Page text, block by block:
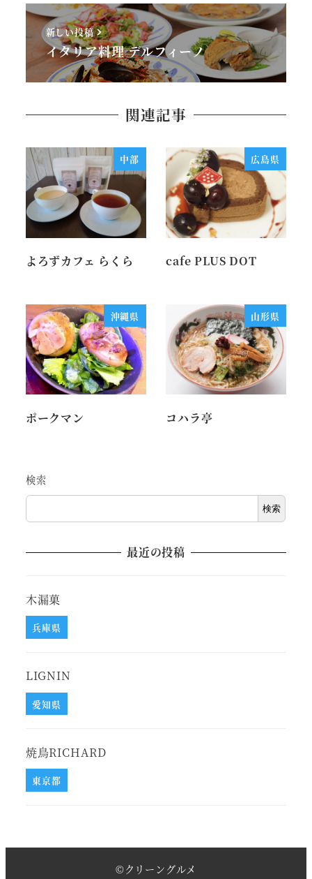
新しい投稿
イタリア料理 デルフィーノ
関連記事
中部
よろずカフェ らくら
広島県
cafe PLUS DOT
沖縄県
ポークマン
山形県
コハラ亭
検索
検索
最近の投稿
木漏菓
兵庫県
LIGNIN
愛知県
焼鳥RICHARD
東京都
©クリーングルメ